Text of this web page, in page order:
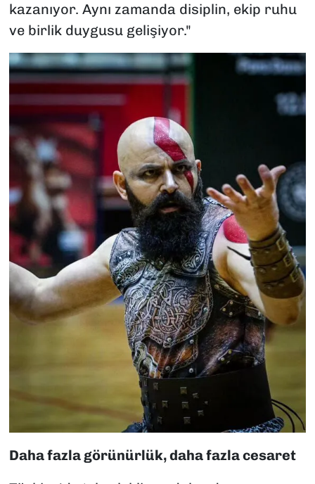
kazanıyor. Aynı zamanda disiplin, ekip ruhu
ve birlik duygusu gelişiyor."
Daha fazla görünürlük, daha fazla cesaret